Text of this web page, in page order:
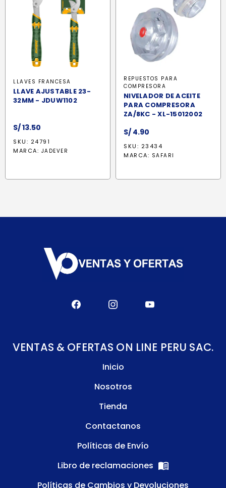
LLAVES FRANCESA
LLAVE AJUSTABLE 23-
32MM - JDUW1102
S/13.50
SKU: 24791
MARCA: JADEVER
REPUESTOS PARA
COMPRESORA
NIVELADOR DE ACEITE
PARA COMPRESORA
ZA/8KC - XL-15012002
S/ 4.90
SKU: 23434
MARCA: SAFARI
VENTAS & OFERTAS ON LINE PERU SAC.
Inicio
Nosotros
Tienda
Contactanos
Políticas de Envío
Libro de reclamaciones
Políticas de Cambios y Devoluciones